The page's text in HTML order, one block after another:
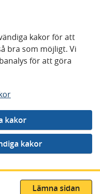
kakor för att
bra som möjligt. Vi
för att göra
Lämna sidan